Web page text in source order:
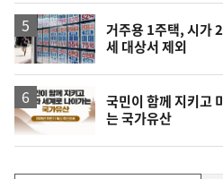
거주용 1주택, 시가
세 대상서 제외
국민이 함께 지키고
는 국가유산